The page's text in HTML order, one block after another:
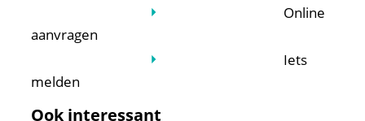
Online
aanvragen
Iets
melden
Ook interessant